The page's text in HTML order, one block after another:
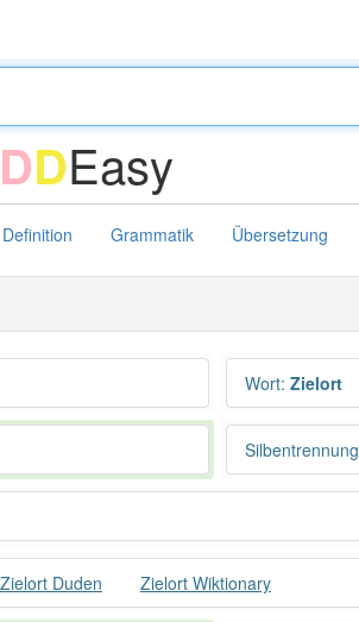
DDEasy
Definition Grammatik Übersetzung
Wort: Zielort
Silbentrennung
Zielort Duden Zielort Wiktionary